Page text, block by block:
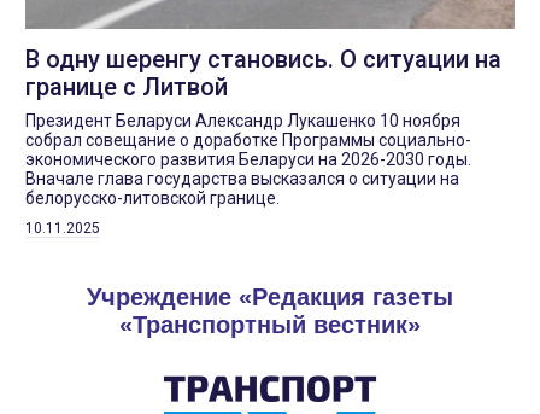
В одну шеренгу становись. О ситуации на
границе с Литвой
Президент Беларуси Александр Лукашенко 10 ноября
собрал совещание о доработке Программы социально-
экономического развития Беларуси на 2026-2030 годы.
Вначале глава государства высказался о ситуации на
белорусско-литовской границе.
10.11.2025
Учреждение «Редакция газеты
«Транспортный вестник»